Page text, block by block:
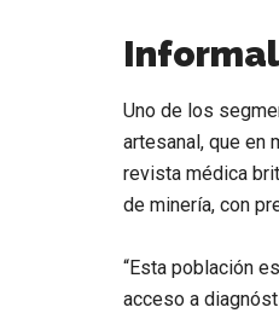
Uno de los
artesanal, que en
revista médica
de minería, con
“Esta población
acceso a